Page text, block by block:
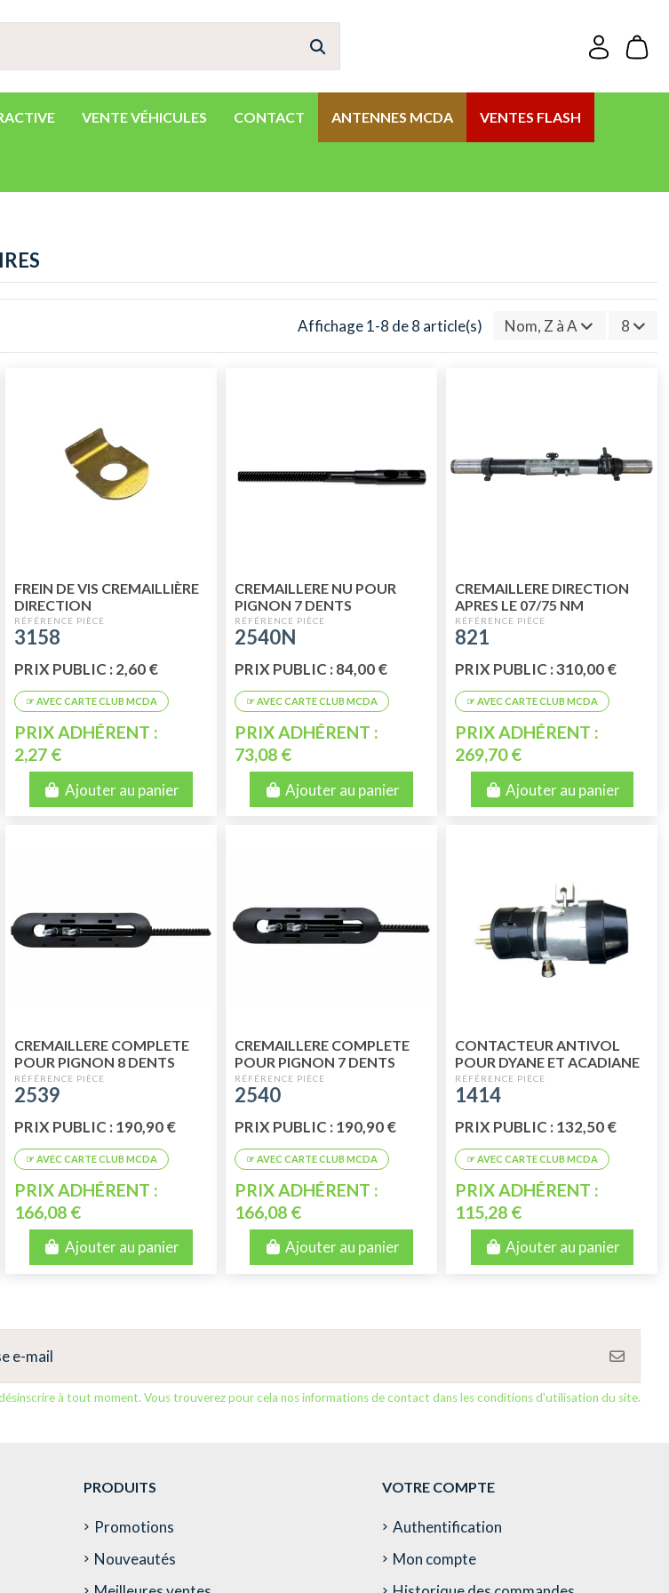
VENTE VÉHICULES CONTACT ANTENNES MCDA VENTES FLASH
Affichage 1-8 de 8 article(s) Nom, Z à A 8
FREIN DE VIS CREMAILLIÈRE
DIRECTION
3158
PRIX PUBLIC : 2,60 €
PRIX ADHÉRENT :
2,27 €
Ajouter au panier
CREMAILLERE NU POUR
PIGNON 7 DENTS
2540N
PRIX PUBLIC : 84,00 €
PRIX ADHÉRENT :
73,08 €
Ajouter au panier
CREMAILLERE DIRECTION
APRES LE 07/75 NM
RENOVEE
821
PRIX PUBLIC : 310,00 €
PRIX ADHÉRENT :
269,70 €
Ajouter au panier
CREMAILLERE COMPLETE
POUR PIGNON 8 DENTS
2539
PRIX PUBLIC : 190,90 €
PRIX ADHÉRENT :
166,08 €
Ajouter au panier
CREMAILLERE COMPLETE
POUR PIGNON 7 DENTS
2540
PRIX PUBLIC : 190,90 €
PRIX ADHÉRENT :
166,08 €
Ajouter au panier
CONTACTEUR ANTIVOL
POUR DYANE ET ACADIANE
1414
PRIX PUBLIC : 132,50 €
PRIX ADHÉRENT :
115,28 €
Ajouter au panier
à tout moment. Vous trouverez pour cela nos informations de contact dans les conditions d'utilisation du site.
PRODUITS
Promotions
Nouveautés
VOTRE COMPTE
Authentification
Mon compte